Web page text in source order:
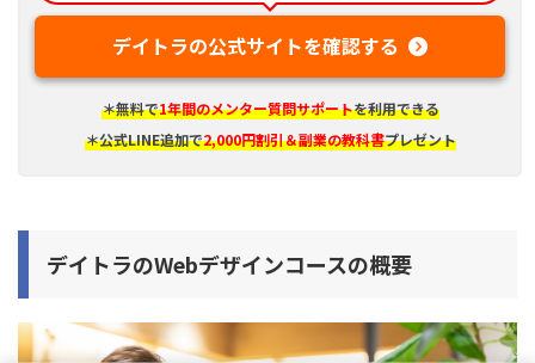
デイトラの公式サイトを確認する
＊無料で1年間のメンター質問サポートを利用できる
＊公式LINE追加で2,000円割引＆副業の教科書プレゼント
デイトラのWebデザインコースの概要